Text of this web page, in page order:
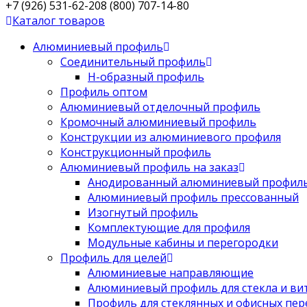
+7 (926) 531-62-208 (800) 707-14-80
Каталог товаров
Алюминиевый профиль
Соединительный профиль
Н-образный профиль
Профиль оптом
Алюминиевый отделочный профиль
Кромочный алюминиевый профиль
Конструкции из алюминиевого профиля
Конструкционный профиль
Алюминиевый профиль на заказ
Анодированный алюминиевый
Алюминиевый профиль прессованный
Изогнутый профиль
Комплектующие для профиля
Модульные кабины и перегородки
Профиль для целей
Алюминиевые направляющие
Алюминиевый профиль для стекла и
Профиль для стеклянных и офисных